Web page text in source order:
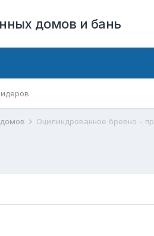
домов и бань
Оцилиндрованное бревно -